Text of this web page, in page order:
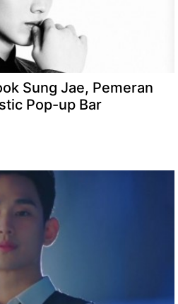
Sung Jae, Pemeran
Pop-up Bar